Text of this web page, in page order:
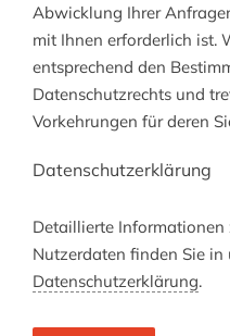
Abwicklung Ihrer
mit Ihnen erforderlich ist.
entsprechend den
Datenschutzrechts und
Vorkehrungen für deren
Datenschutzerklärung
Detaillierte
Nutzerdaten finden Sie in
Datenschutzerklärung.